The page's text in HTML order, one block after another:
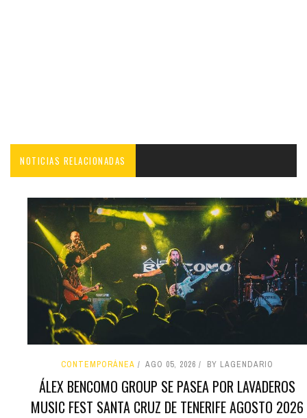
NOTICIAS RELACIONADAS
CONTEMPORÁNEA AGO 05, 2026 BY LAGENDARIO
ÁLEX BENCOMO GROUP SE PASEA POR LAVADEROS
MUSIC FEST SANTA CRUZ DE TENERIFE AGOSTO 2026